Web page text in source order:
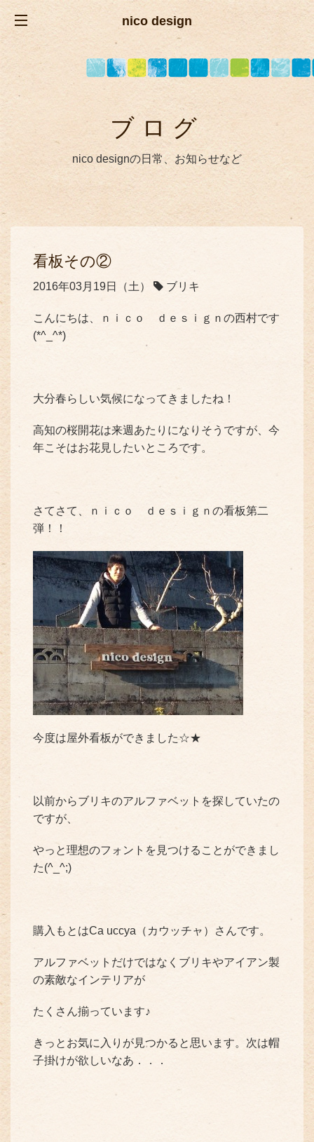
nico design
ブログ
nico designの日常、お知らせなど
看板その②
2016年03月19日（土） ブリキ
こんにちは、ｎｉｃｏ ｄｅｓｉｇｎの西村です
(*^_^*)
大分春らしい気候になってきましたね！
高知の桜開花は来週あたりになりそうですが、今
年こそはお花見したいところです。
さてさて、ｎｉｃｏ ｄｅｓｉｇｎの看板第二
弾！！
今度は屋外看板ができました☆★
以前からブリキのアルファベットを探していたの
ですが、
やっと理想のフォントを見つけることができまし
た(^_^;)
購入もとはCa uccya（カウッチャ）さんです。
アルファベットだけではなくブリキやアイアン製
の素敵なインテリアが
たくさん揃っています♪
きっとお気に入りが見つかると思います。次は帽
子掛けが欲しいなあ．．．